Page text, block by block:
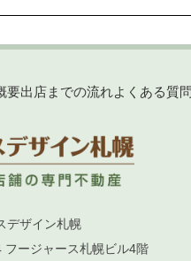
要出店までの流れよくある質
デザイン札幌
ージャース札幌ビル4階